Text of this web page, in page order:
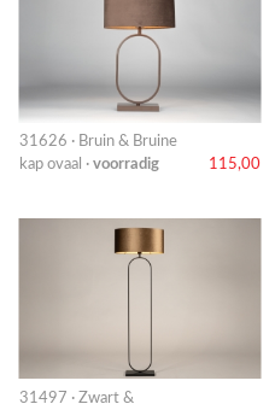
31626 · Bruin & Bruine
kap ovaal · voorradig 115,00
31497 · Zwart &